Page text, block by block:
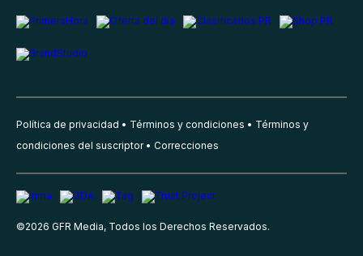
Política de privacidad Términos y condiciones
Términos y
condiciones del suscriptor
Correcciones
©2026 GFR Media, Todos los Derechos Reservados.